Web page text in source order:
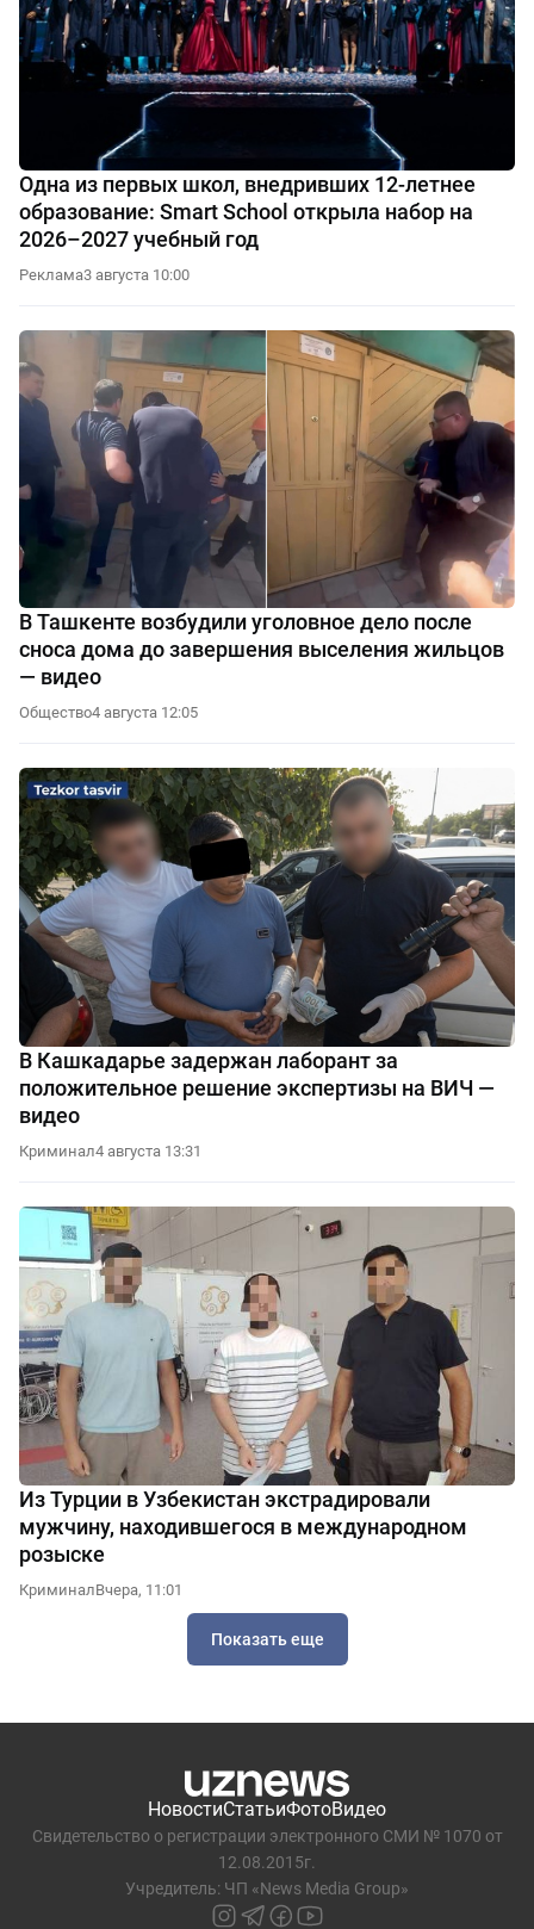
Одна из первых школ, внедривших 12-летнее
образование: Smart School открыла набор на
2026–2027 учебный год
Реклама3 августа 10:00
В Ташкенте возбудили уголовное дело после
сноса дома до завершения выселения жильцов
— видео
Общество4 августа 12:05
В Кашкадарье задержан лаборант за
положительное решение экспертизы на ВИЧ —
видео
Криминал4 августа 13:31
Из Турции в Узбекистан экстрадировали
мужчину, находившегося в международном
розыске
КриминалВчера, 11:01
Показать еще
НовостиСтатьиФотоВидео
Свидетельство о регистрации электронного СМИ № 1070 от
12.08.2015г.
Учредитель: ЧП «News Media Group»